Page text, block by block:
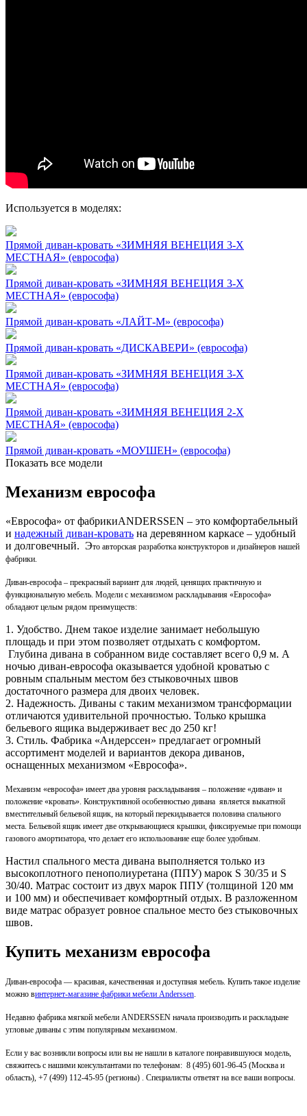
Используется в моделях:
Прямой диван-кровать «ЗИМНЯЯ ВЕНЕЦИЯ 3-Х
МЕСТНАЯ» (еврософа)
Прямой диван-кровать «ЗИМНЯЯ ВЕНЕЦИЯ 3-Х
МЕСТНАЯ» (еврософа)
Прямой диван-кровать «ЛАЙТ-М» (еврософа)
Прямой диван-кровать «ДИСКАВЕРИ» (еврософа)
Прямой диван-кровать «ЗИМНЯЯ ВЕНЕЦИЯ 3-Х
МЕСТНАЯ» (еврософа)
Прямой диван-кровать «ЗИМНЯЯ ВЕНЕЦИЯ 2-Х
МЕСТНАЯ» (еврософа)
Прямой диван-кровать «МОУШЕН» (еврософа)
Показать все модели
Механизм еврософа
«Еврософа» от фабрикиANDERSSEN – это комфортабельный
и надежный диван-кровать на деревянном каркасе – удобный
и долговечный. Это авторская разработка конструкторов и дизайнеров нашей
фабрики.
Диван-еврософа – прекрасный вариант для людей, ценящих практичную и
функциональную мебель. Модели с механизмом раскладывания «Еврософа»
обладают целым рядом преимуществ:
1. Удобство. Днем такое изделие занимает небольшую
площадь и при этом позволяет отдыхать с комфортом.
Глубина дивана в собранном виде составляет всего 0,9 м. А
ночью диван-еврософа оказывается удобной кроватью с
ровным спальным местом без стыковочных швов
достаточного размера для двоих человек.
2. Надежность. Диваны с таким механизмом трансформации
отличаются удивительной прочностью. Только крышка
бельевого ящика выдерживает вес до 250 кг!
3. Стиль. Фабрика «Андерссен» предлагает огромный
ассортимент моделей и вариантов декора диванов,
оснащенных механизмом «Еврософа».
Механизм «еврософа» имеет два уровня раскладывания – положение «диван» и
положение «кровать». Конструктивной особенностью дивана является выкатной
вместительный бельевой ящик, на который перекидывается половина спального
места. Бельевой ящик имеет две открывающиеся крышки, фиксируемые при помощи
газового амортизатора, что делает его использование еще более удобным.
Настил спального места дивана выполняется только из
высокоплотного пенополиуретана (ППУ) марок S 30/35 и S
30/40. Матрас состоит из двух марок ППУ (толщиной 120 мм
и 100 мм) и обеспечивает комфортный отдых. В разложенном
виде матрас образует ровное спальное место без стыковочных
швов.
Купить механизм еврософа
Диван-еврософа — красивая, качественная и доступная мебель. Купить такое изделие
можно винтернет-магазине фабрики мебели Anderssen
Недавно фабрика мягкой мебели ANDERSSEN начала производить и раскладыне
угловые диваны с этим популярным механизмом.
Если у вас возникли вопросы или вы не нашли в каталоге понравившуюся модель,
свяжитесь с нашими консультантами по телефонам: 8 (495) 601-96-45 (Москва и
область), +7 (499) 112-45-95 (регионы) . Специалисты ответят на все ваши вопросы.